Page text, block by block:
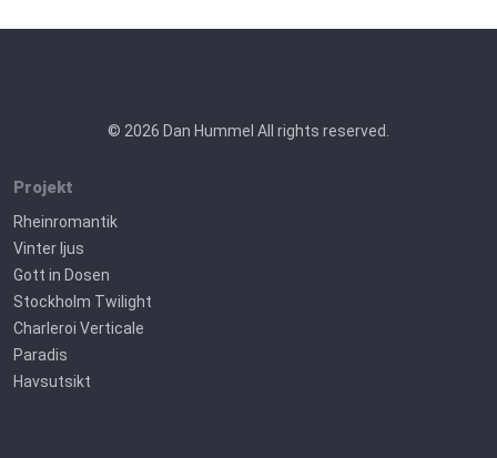
© 2026 Dan Hummel All rights reserved.
Projekt
Rheinromantik
Vinter ljus
Gott in Dosen
Stockholm Twilight
Charleroi Verticale
Paradis
Havsutsikt